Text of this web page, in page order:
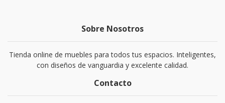
Sobre Nosotros
Tienda online de muebles para todos tus espacios. Inteligentes,
con diseños de vanguardia y excelente calidad.
Contacto